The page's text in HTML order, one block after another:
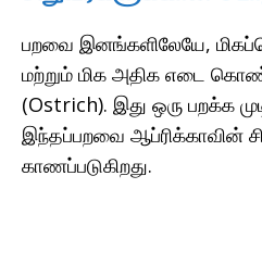
பறவை இனங்களிலேயே,
மற்றும் மிக அதிக எடை
(Ostrich). இது ஒரு பறக்க
இந்தப்பறவை ஆப்ரிக்காவின்
காணப்படுகிறது.